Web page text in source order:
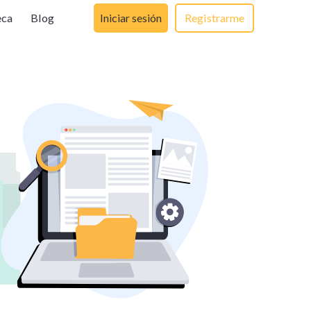
Blog Iniciar sesión Registrarme